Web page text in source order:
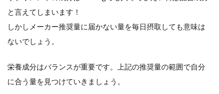
と言えてしまいます！
しかしメーカー推奨量に届かない量を毎日摂取しても意味は
ないでしょう。
栄養成分はバランスが重要です。上記の推奨量の範囲で自分
に合う量を見つけていきましょう。